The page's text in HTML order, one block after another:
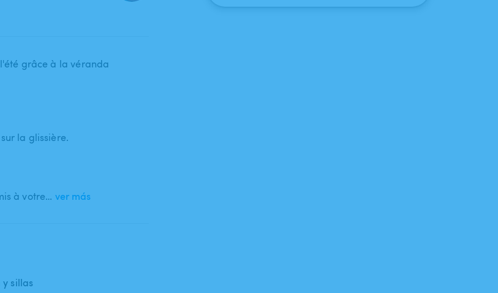
grâce à la véranda
la glissière.
à votre… ver más
y sillas